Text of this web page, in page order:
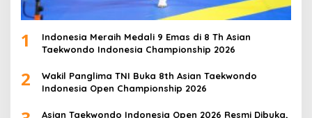
1
Indonesia Meraih Medali 9 Emas di 8 Th Asian
Taekwondo Indonesia Championship 2026
2
Wakil Panglima TNI Buka 8th Asian Taekwondo
Indonesia Open Championship 2026
Asian Taekwondo Indonesia Open 2026 Resmi Dibuka,